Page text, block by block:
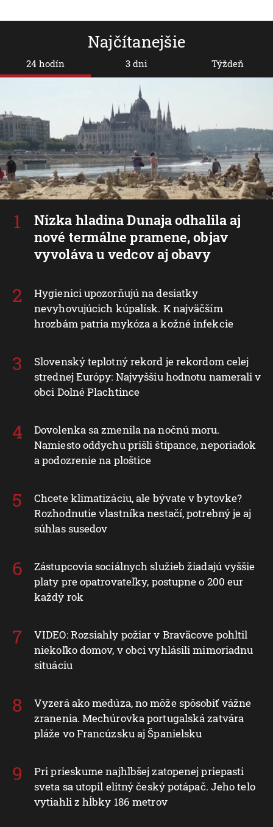
Najčítanejšie
24 hodín
Nízka hladina Dunaja odhalila aj
nové termálne pramene, objav
vyvoláva u vedcov aj obavy
Hygienici upozorňujú na desiatky
nevyhovujúcich kúpalísk. K najväčším
hrozbám patria mykóza a kožné infekcie
Slovenský teplotný rekord je rekordom celej
strednej Európy: Najvyššiu hodnotu namerali v
obci Dolné Plachtince
Dovolenka sa zmenila na nočnú moru.
Namiesto oddychu prišli štípance, neporiadok
a podozrenie na ploštice
Chcete klimatizáciu, ale bývate v bytovke?
Rozhodnutie vlastníka nestačí, potrebný je aj
súhlas susedov
Zástupcovia sociálnych služieb žiadajú vyššie
platy pre opatrovateľky, postupne o 200 eur
každý rok
VIDEO: Rozsiahly požiar v Braväcove pohltil
niekoľko domov, v obci vyhlásili mimoriadnu
situáciu
Vyzerá ako medúza, no môže spôsobiť vážne
zranenia. Mechúrovka portugalská zatvára
pláže vo Francúzsku aj Španielsku
Pri prieskume najhlbšej zatopenej priepasti
sveta sa utopil elitný český potápač. Jeho telo
vytiahli z hĺbky 186 metrov
3 dni Týždeň